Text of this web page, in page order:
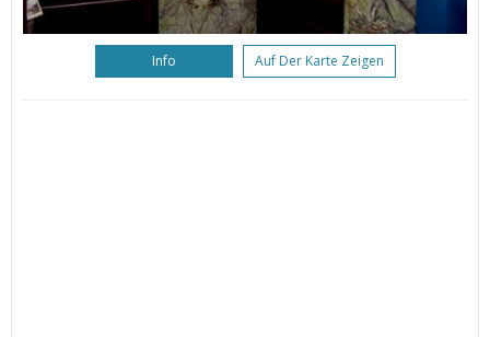
Info Auf Der Karte Zeigen